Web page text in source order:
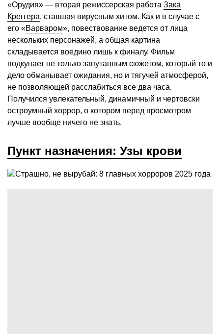
«Орудия» — вторая режиссерская работа Зака
Креггера, ставшая вирусным хитом. Как и в случае с
его «Варваром», повествование ведется от лица
нескольких персонажей, а общая картина
складывается воедино лишь к финалу. Фильм
подкупает не только запутанным сюжетом, который то и
дело обманывает ожидания, но и тягучей атмосферой,
не позволяющей расслабиться все два часа.
Получился увлекательный, динамичный и чертовски
остроумный хоррор, о котором перед просмотром
лучше вообще ничего не знать.
Пункт назначения: Узы крови